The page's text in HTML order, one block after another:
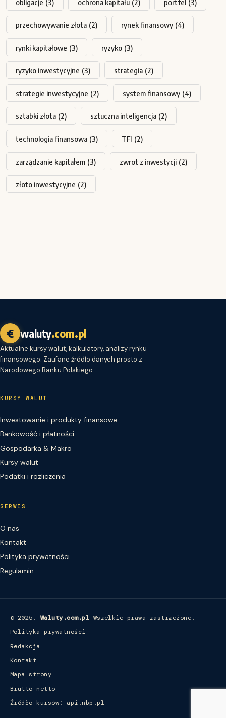
obligacje (3) ochrona kapitału (2) portfel (3)
przechowywanie złota (2) rynek finansowy (4)
rynki kapitałowe (3) ryzyko (3)
ryzyko inwestycyjne (3) strategia (2)
strategie inwestycyjne (2) system finansowy (4)
sztabki złota (2) sztuczna inteligencja (2)
technologia finansowa (3) TFI (2)
zarządzanie kapitałem (3) zwrot z inwestycji (2)
złoto inwestycyjne (2)
€ waluty.com.pl
Aktualne kursy walut, kalkulatory, analizy rynku
finansowego. Zaufane źródło danych prosto z
Narodowego Banku Polskiego.
KURSY WALUT
Inwestowanie i produkty finansowe
Bankowość i płatności
Gospodarka & Makro
Kursy walut
Podatki i rozliczenia
SERWIS
O nas
Kontakt
Polityka prywatności
Regulamin
© 2025, Waluty.com.pl Wszelkie prawa zastrzeżone.
Polityka prywatności
Redakcja
Kontakt
Mapa strony
Brutto netto
Źródło kursów: api.nbp.pl